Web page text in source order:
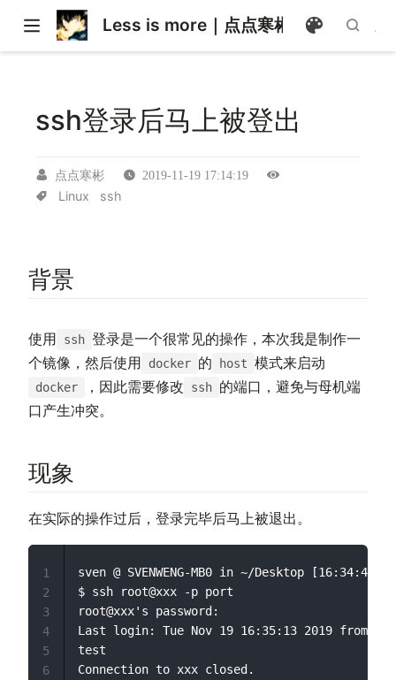
Less is more｜点点寒彬的学习日志
ssh登录后马上被登出
点点寒彬 2019-11-19 17:14:19
Linux ssh
背景
使用 ssh 登录是一个很常见的操作，本次我是制作一
个镜像，然后使用
docker 的 host 模式来启动
docker ，因此需要修改 ssh 的端口，避免与母机端
口产生冲突。
现象
在实际的操作过后，登录完毕后马上被退出。
sven @ SVENWENG-MB0 in ~/Desktop [16:34:44]
$ ssh root@xxx -p port
root@xxx's password:
Last login: Tue Nov 19 16:35:13 2019 from xxx
test
1
2
3
4
5
6